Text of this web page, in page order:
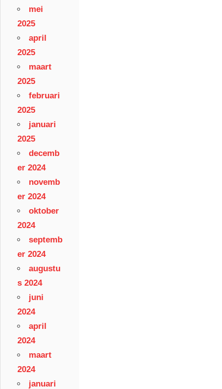
mei
2025
april
2025
maart
2025
februari
2025
januari
2025
decemb
er 2024
novemb
er 2024
oktober
2024
septemb
er 2024
augustu
s 2024
juni
2024
april
2024
maart
2024
januari